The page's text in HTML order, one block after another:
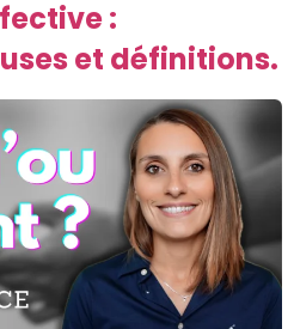
:
et définitions.